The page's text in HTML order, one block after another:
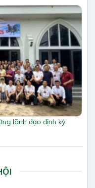
lãnh đạo định kỳ